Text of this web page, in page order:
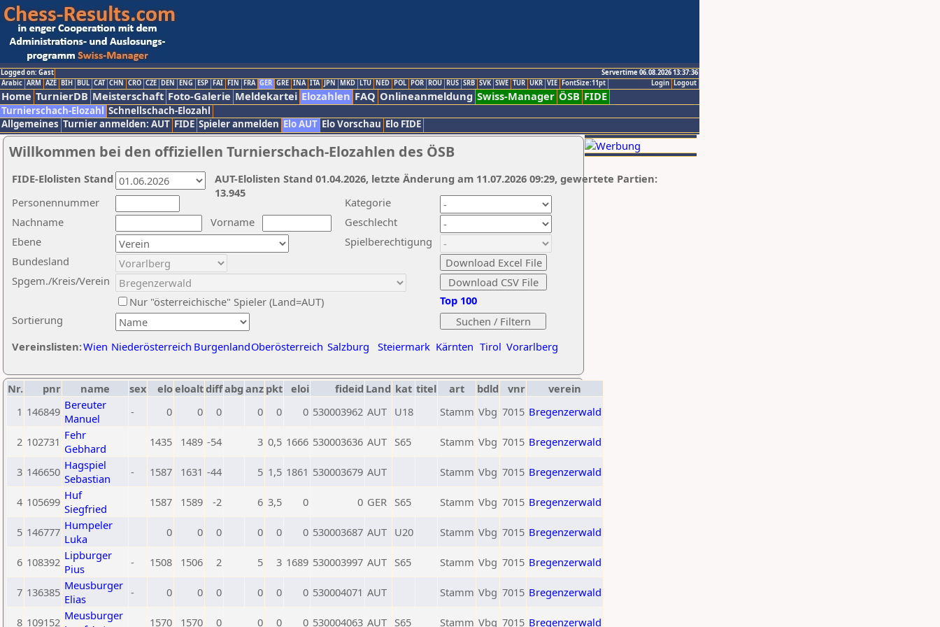
Logged on: Gast
Servertime 06.08.2026 13:37:36
Logout
Login
Arabic ARM AZE BIH BUL CAT CHN CRO CZE DEN ENG ESP FAI FIN FRA GER GRE INA ITA JPN MKD LTU NED POL POR ROU RUS SRB SVK SWE TUR UKR VIE FontSize:11pt
Home TurnierDB Meisterschaft Foto-Galerie Meldekartei Elozahlen FAQ Onlineanmeldung Swiss-Manager ÖSB FIDE
Turnierschach-Elozahl Schnellschach-Elozahl
Allgemeines Turnier anmelden: AUT FIDE Spieler anmelden Elo AUT Elo Vorschau Elo FIDE
Willkommen bei den offiziellen Turnierschach-Elozahlen des ÖSB
Nachname
Vorname
Ebene
Kategorie
Sortierung
Personennummer
Bundesland
Spgem./Kreis/Verein
Geschlecht
Nur "österreichische" Spieler (Land=AUT)
Spielberechtigung
Vereinslisten:Wien Niederösterreich BurgenlandOberösterreich Salzburg Steiermark Kärnten Tirol Vorarlberg
Top 100
AUT-Elolisten Stand 01.04.2026, letzte Änderung am 11.07.2026 09:29, gewertete Partien:
13.945
FIDE-Elolisten Stand
Nr. pnr name sex eloeloaltdiffabg anz pkt eloi fideid Land kat titel art bdld vnr
verein
1 146849 Bereuter
Manuel
- 0 0 0 0 0 0 530003962 AUT U18 Stamm Vbg 7015 Bregenzerwald
2 102731 Fehr
Gebhard
1435 1489 -54 3 0,5 1666 530003636 AUT S65 Stamm Vbg 7015 Bregenzerwald
3 146650 Hagspiel
Sebastian
- 1587 1631 -44 5 1,5 1861 530003679 AUT Stamm Vbg 7015 Bregenzerwald
4 105699 Huf
Siegfried
1587 1589 -2 6 3,5 0 0 GER S65 Stamm Vbg 7015 Bregenzerwald
5 146777 Humpeler
Luka
0 0 0 0 0 0 530003687 AUT U20 Stamm Vbg 7015 Bregenzerwald
6 108392 Lipburger
Pius
- 1508 1506 2 5 3 1689 530003997 AUT S65 Stamm Vbg 7015 Bregenzerwald
7 136385 Meusburger
Elias
- 0 0 0 0 0 0 530004071 AUT Stamm Vbg 7015 Bregenzerwald
8 109152 Meusburger
1570 1570 0 0 0 0 530004063 AUT S65 Stamm Vbg 7015 Bregenzerwald